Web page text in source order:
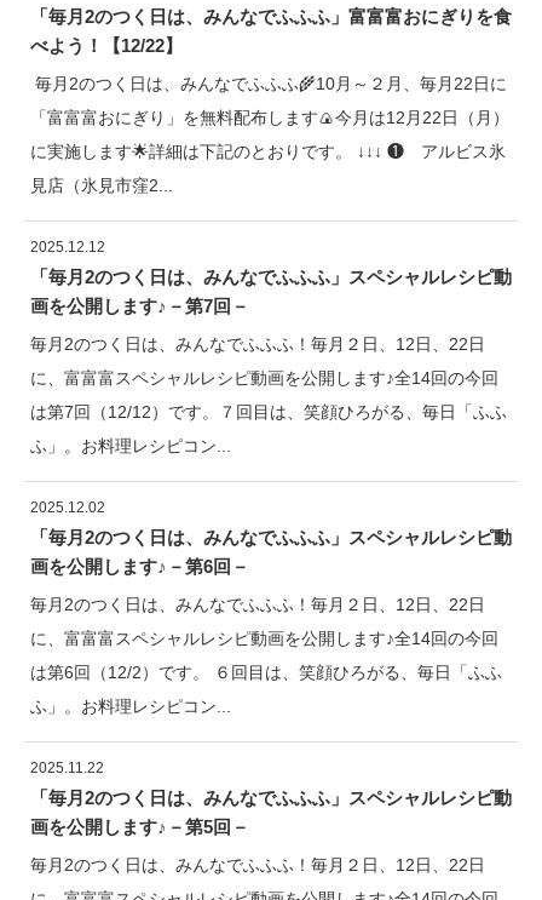
「毎月2のつく日は、みんなでふふふ」富富富おにぎりを食
べよう！【12/22】
毎月2のつく日は、みんなでふふふ🌾10月～２月、毎月22日に
「富富富おにぎり」を無料配布します🍙今月は12月22日（月）
に実施します🌟詳細は下記のとおりです。 ↓↓↓ ❶ アルビス氷
見店（氷見市窪2...
2025.12.12
「毎月2のつく日は、みんなでふふふ」スペシャルレシピ動
画を公開します♪－第7回－
毎月2のつく日は、みんなでふふふ！毎月２日、12日、22日
に、富富富スペシャルレシピ動画を公開します♪全14回の今回
は第7回（12/12）です。７回目は、笑顔ひろがる、毎日「ふふ
ふ」。お料理レシピコン...
2025.12.02
「毎月2のつく日は、みんなでふふふ」スペシャルレシピ動
画を公開します♪－第6回－
毎月2のつく日は、みんなでふふふ！毎月２日、12日、22日
に、富富富スペシャルレシピ動画を公開します♪全14回の今回
は第6回（12/2）です。 ６回目は、笑顔ひろがる、毎日「ふふ
ふ」。お料理レシピコン...
2025.11.22
「毎月2のつく日は、みんなでふふふ」スペシャルレシピ動
画を公開します♪－第5回－
毎月2のつく日は、みんなでふふふ！毎月２日、12日、22日